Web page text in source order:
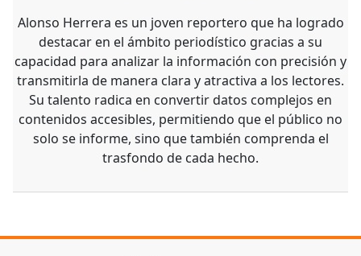
Alonso Herrera es un joven reportero que ha logrado
destacar en el ámbito periodístico gracias a su
capacidad para analizar la información con precisión y
transmitirla de manera clara y atractiva a los lectores.
Su talento radica en convertir datos complejos en
contenidos accesibles, permitiendo que el público no
solo se informe, sino que también comprenda el
trasfondo de cada hecho.